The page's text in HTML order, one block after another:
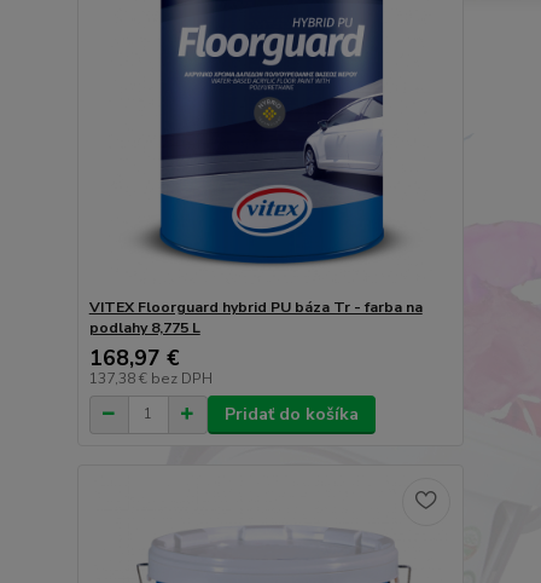
VITEX Floorguard hybrid PU báza Tr - farba na
podlahy 8,775 L
168,97 €
137,38 € bez DPH
Pridať do košíka